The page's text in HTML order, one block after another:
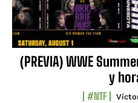
(PREVIA) WWE
y
#NTF